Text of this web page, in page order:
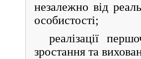
незалежно від
особистості;
реалізації
зростання та